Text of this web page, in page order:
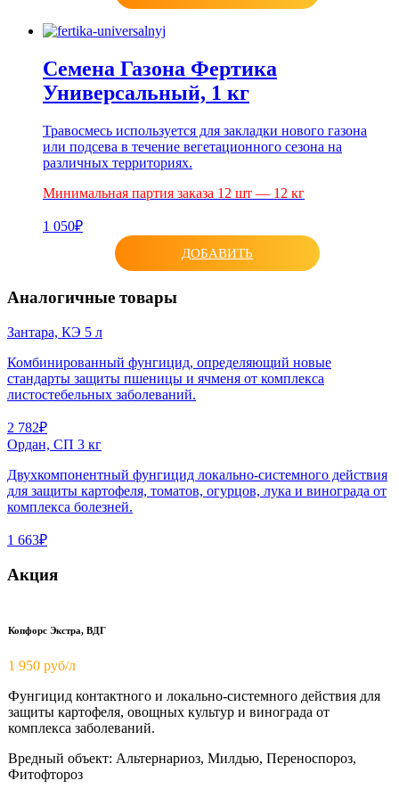
Семена Газона Фертика
Универсальный, 1 кг
Травосмесь используется для закладки нового газона
или подсева в течение вегетационного сезона на
различных территориях.
Минимальная партия заказа 12 шт — 12 кг
1 050₽
ДОБАВИТЬ
Аналогичные товары
Зантара, КЭ 5 л
Комбинированный фунгицид, определяющий новые
стандарты защиты пшеницы и ячменя от комплекса
листостебельных заболеваний.
2 782₽
Ордан, СП 3 кг
Двухкомпонентный фунгицид локально-системного действия
для защиты картофеля, томатов, огурцов, лука и винограда от
комплекса болезней.
1 663₽
Акция
Копфорс Экстра, ВДГ
1 950 руб/л
Фунгицид контактного и локально-системного действия для
защиты картофеля, овощных культур и винограда от
комплекса заболеваний.
Вредный объект: Альтернариоз, Милдью, Переноспороз,
Фитофтороз